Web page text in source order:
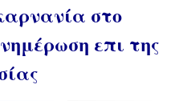
στο
επι της